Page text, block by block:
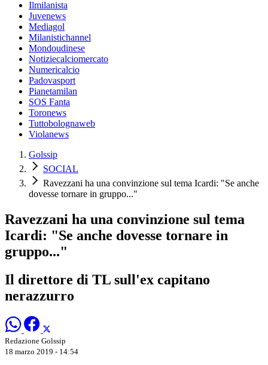
Ilmilanista
Juvenews
Mediagol
Milanistichannel
Mondoudinese
Notiziecalciomercato
Numericalcio
Padovasport
Pianetamilan
SOS Fanta
Toronews
Tuttobolognaweb
Violanews
Golssip
SOCIAL
Ravezzani ha una convinzione sul tema Icardi: "Se anche
dovesse tornare in gruppo..."
Ravezzani ha una convinzione sul tema
Icardi: "Se anche dovesse tornare in
gruppo..."
Il direttore di TL sull'ex capitano
nerazzurro
Redazione Golssip
18 marzo 2019 - 14:54